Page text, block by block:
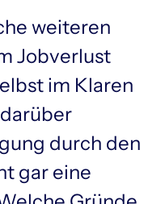
weiteren
Jobverlust
im Klaren
durch den
gar eine